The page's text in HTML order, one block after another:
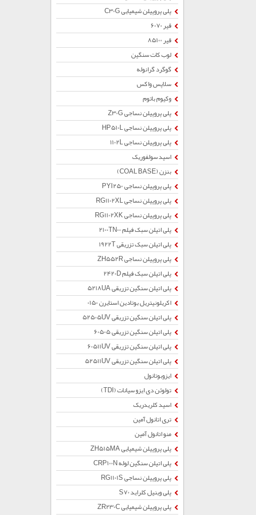
پلی پروپیلن شیمیایی C30G
قیر 6070
قیر 85100
لوب کات سنگین
گوگرد گرانوله
سلاپس واکس
وکیوم باتوم
پلی پروپیلن نساجی Z30G
پلی پروپیلن نساجی HP510L
پلی پروپیلن نساجی 1102L
اسید سولفوریک
بنزن (COAL BASE)
پلی پروپیلن نساجی PYI250
پلی پروپیلن نساجی RG1102XL
پلی پروپیلن نساجی RG1102XK
پلی اتیلن سبک فیلم 2100TN00
پلی اتیلن سبک تزریقی 1922T
پلی پروپیلن نساجی ZH552R
پلی اتیلن سبک فیلم 2420D
پلی اتیلن سنگین تزریقی 5218UA
اکریلونیتریل بوتادین استایرن 0150
پلی اتیلن سنگین تزریقی 52505UV
پلی اتیلن سنگین تزریقی 60505
پلی اتیلن سنگین تزریقی 60511UV
پلی اتیلن سنگین تزریقی 52511UV
ایزوبوتانول
تولوئن دی ایزو سیانات (TDI)
اسید کلریدریک
تری اتانول آمین
منو اتانول آمین
پلی پروپیلن شیمیایی ZH515MA
پلی اتیلن سنگین لوله CRP100N
پلی پروپیلن نساجی RG1101S
پلی وینیل کلراید S70
پلی پروپیلن شیمیایی ZR230C